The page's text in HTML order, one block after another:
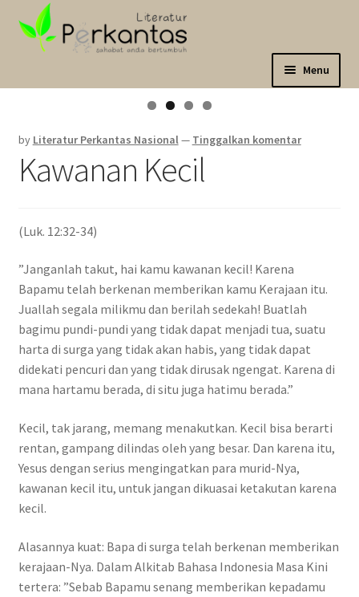
Skip
to
navigation
Langsung
ke
Menu
Sahabat Anda Bertumbuh
Kategori
Marketplace
Katalog
by Literatur Perkantas Nasional— Tinggalkan komentar
Kawanan Kecil
(Luk. 12:32-34)
”Janganlah takut, hai kamu kawanan kecil! Karena
Bapamu telah berkenan memberikan kamu Kerajaan itu.
Juallah segala milikmu dan berilah sedekah! Buatlah
bagimu pundi-pundi yang tidak dapat menjadi tua, suatu
harta di surga yang tidak akan habis, yang tidak dapat
didekati pencuri dan yang tidak dirusak ngengat. Karena di
mana hartamu berada, di situ juga hatimu berada.”
Kecil, tak jarang, memang menakutkan. Kecil bisa berarti
rentan, gampang dilindas oleh yang besar. Dan karena itu,
Yesus dengan serius mengingatkan para murid-Nya,
kawanan kecil itu, untuk jangan dikuasai ketakutan karena
kecil.
Alasannya kuat: Bapa di surga telah berkenan memberikan
kerajaan-Nya. Dalam Alkitab Bahasa Indonesia Masa Kini
tertera: ”Sebab Bapamu senang memberikan kepadamu